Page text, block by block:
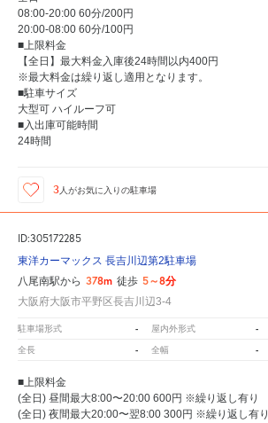
08:00-20:00 60分/200円
20:00-08:00 60分/100円
■上限料金
【全日】最大料金入庫後24時間以内400円
※最大料金は繰り返し適用となります。
■駐車サイズ
大型可 ハイルーフ可
■入出庫可能時間
24時間
3 人がお気に入りの駐車場
ID:305172285
東洋カーマックス 長吉川辺第2駐車場
八尾南駅から 378m 徒歩 5～8分
大阪府大阪市平野区長吉川辺3-4
駐車場形式 - 屋内外形式 -
全長 - 全幅 -
■上限料金
(全日) 昼間最大8:00〜20:00 600円 ※繰り返し有り
(全日) 夜間最大20:00〜翌8:00 300円 ※繰り返し有り